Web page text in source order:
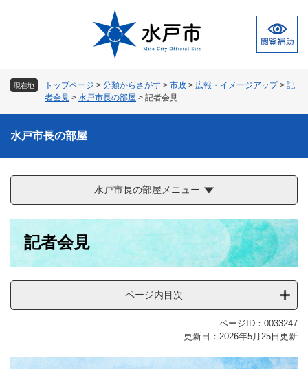
現在地 トップページ > 分類からさがす > 市政 > 広報・イメージアップ > 記
者会見 > 水戸市長の部屋 > 記者会見
水戸市長の部屋
水戸市長の部屋メニュー
記者会見
ページ内目次
ページID：0033247
更新日：2026年5月25日更新